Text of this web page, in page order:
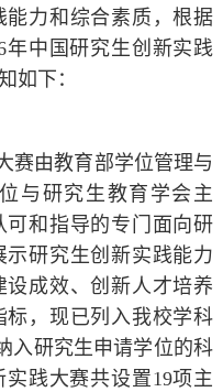
力和综合素质，根据
年中国研究生创新实践
如下：
赛由教育部学位管理与
与研究生教育学会主
和指导的专门面向研
研究生创新实践能力
成效、创新人才培养
，现已列入我校学科
入研究生申请学位的科
践大赛共设置19项主